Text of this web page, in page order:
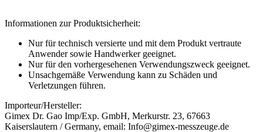
Informationen zur Produktsicherheit:
Nur für technisch versierte und mit dem Produkt vertraute
Anwender sowie Handwerker geeignet.
Nur für den vorhergesehenen Verwendungszweck geeignet.
Unsachgemäße Verwendung kann zu Schäden und
Verletzungen führen.
Importeur/Hersteller:
Gimex Dr. Gao Imp/Exp. GmbH, Merkurstr. 23, 67663
Kaiserslautern / Germany, email: Info@gimex-messzeuge.de